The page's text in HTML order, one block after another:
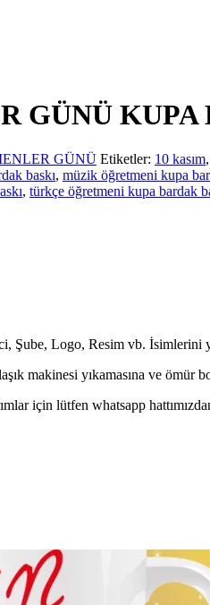
GÜNÜ KUPA
GÜNÜ Etiketler: 10 kasım,
baskı, müzik öğretmeni kupa
, türkçe öğretmeni kupa bardak
Şube, Logo, Resim vb. İsimlerini
makinesi yıkamasına ve ömür
için lütfen whatsapp